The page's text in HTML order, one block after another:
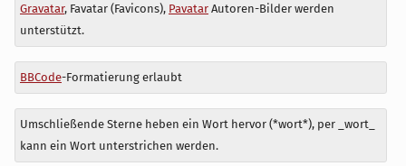
zu
Gravatar, Favatar (Favicons), PavatarAutoren-Bilder werden
unterstützt.
BBCode-Formatierung erlaubt
Umschließende Sterne heben ein Wort hervor (*wort*), per _wort_
kann ein Wort unterstrichen werden.